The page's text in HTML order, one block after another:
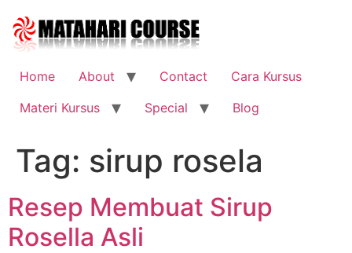
content
Home
About Contact
Cara Kursus
Materi Kursus
Special Blog
Tag: sirup rosela
Resep Membuat Sirup
Rosella Asli